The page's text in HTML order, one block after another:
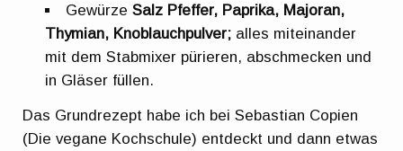
GewürzeSalz Pfeffer, Paprika, Majoran,
Thymian, Knoblauchpulver; alles miteinander
mit dem Stabmixer pürieren, abschmecken und
in Gläser füllen.
Das Grundrezept habe ich bei Sebastian Copien
(Die vegane Kochschule) entdeckt und dann etwas